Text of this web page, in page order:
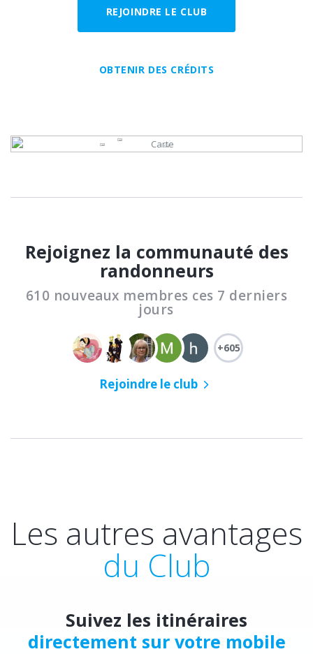
REJOINDRE LE CLUB
OBTENIR DES CRÉDITS
Rejoignez la communauté des
randonneurs
610 nouveaux membres ces 7 derniers
jours
+605
Rejoindre le club
Les autres avantages
du Club
Suivez les itinéraires
directement sur votre mobile